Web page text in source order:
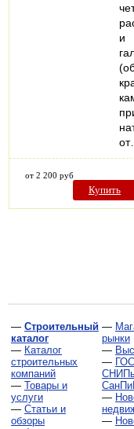
и
от…
от 2 200 руб
Купить
— Строительный
каталог
— Каталог
строительных
компаний
— Товары и
услуги
— Статьи и
обзоры
—
рынки
—
—
—
—